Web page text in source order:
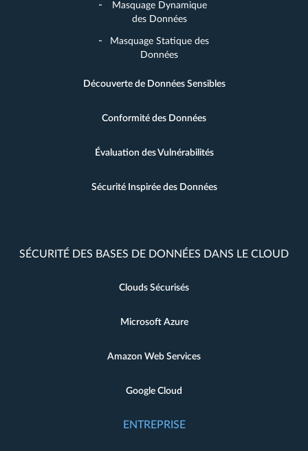
Masquage Dynamique
des Données
Masquage Statique des
Données
Découverte de Données Sensibles
Conformité des Données
Évaluation des Vulnérabilités
Sécurité Inspirée des Données
SÉCURITÉ DES BASES DE DONNÉES DANS LE CLOUD
Clouds Sécurisés
Microsoft Azure
Amazon Web Services
Google Cloud
ENTREPRISE